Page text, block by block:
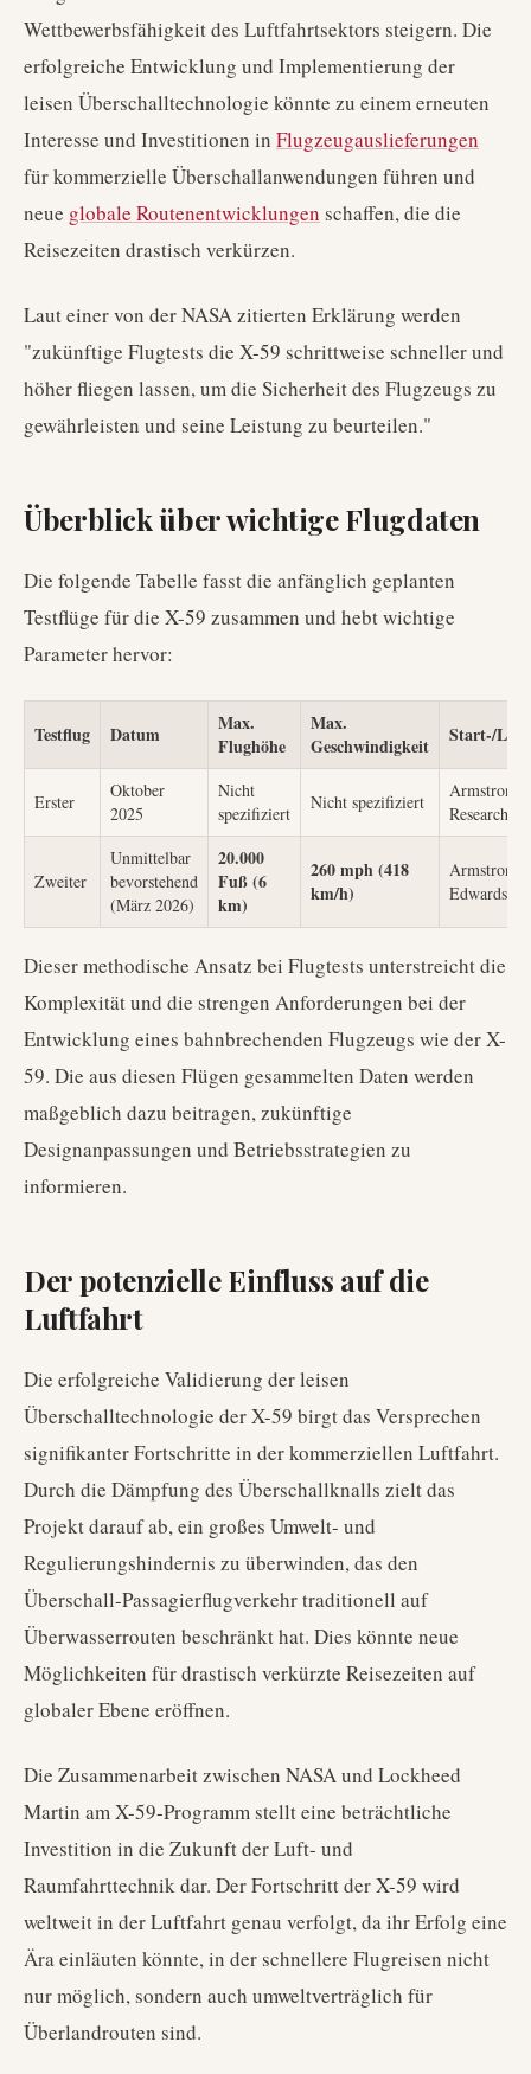
Wettbewerbsfähigkeit des Luftfahrtsektors steigern. Die
erfolgreiche Entwicklung und Implementierung der
leisen Überschalltechnologie könnte zu einem erneuten
Interesse und Investitionen in Flugzeugauslieferungen
für kommerzielle Überschallanwendungen führen und
neue globale Routenentwicklungen schaffen, die die
Reisezeiten drastisch verkürzen.
Laut einer von der NASA zitierten Erklärung werden
"zukünftige Flugtests die X-59 schrittweise schneller und
höher fliegen lassen, um die Sicherheit des Flugzeugs zu
gewährleisten und seine Leistung zu beurteilen."
Überblick über wichtige Flugdaten
Die folgende Tabelle fasst die anfänglich geplanten
Testflüge für die X-59 zusammen und hebt wichtige
Parameter hervor:
Testflug Datum
Max.
Flughöhe
Max.
Geschwindigkeit
Start-/
Erster
Oktober
2025
Nicht
spezifiziert
Nicht spezifiziert
Armstrong
Research
Zweiter
Unmittelbar
bevorstehend
(März 2026)
20.000
Fuß (6
km)
260 mph (418
km/h)
Armstrong /
Edwards
Dieser methodische Ansatz bei Flugtests unterstreicht die
Komplexität und die strengen Anforderungen bei der
Entwicklung eines bahnbrechenden Flugzeugs wie der X-
59. Die aus diesen Flügen gesammelten Daten werden
maßgeblich dazu beitragen, zukünftige
Designanpassungen und Betriebsstrategien zu
informieren.
Der potenzielle Einfluss auf die
Luftfahrt
Die erfolgreiche Validierung der leisen
Überschalltechnologie der X-59 birgt das Versprechen
signifikanter Fortschritte in der kommerziellen Luftfahrt.
Durch die Dämpfung des Überschallknalls zielt das
Projekt darauf ab, ein großes Umwelt- und
Regulierungshindernis zu überwinden, das den
Überschall-Passagierflugverkehr traditionell auf
Überwasserrouten beschränkt hat. Dies könnte neue
Möglichkeiten für drastisch verkürzte Reisezeiten auf
globaler Ebene eröffnen.
Die Zusammenarbeit zwischen NASA und Lockheed
Martin am X-59-Programm stellt eine beträchtliche
Investition in die Zukunft der Luft- und
Raumfahrttechnik dar. Der Fortschritt der X-59 wird
weltweit in der Luftfahrt genau verfolgt, da ihr Erfolg eine
Ära einläuten könnte, in der schnellere Flugreisen nicht
nur möglich, sondern auch umweltverträglich für
Überlandrouten sind.